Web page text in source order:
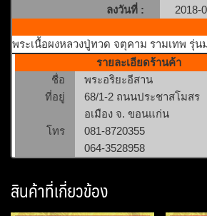
ลงวันที่ :
2018-
พระเนื้อผงหลวงปู่ทวด จตุคาม รามเทพ รุ่
รายละเอียดร้านค้า
ชื่อ
พระอริยะอีสาน
ที่อยู่
68/1-2 ถนนประชาสโมสร
อเมือง จ. ขอนแก่น
โทร
081-8720355
064-3528958
สินค้าที่เกี่ยวข้อง